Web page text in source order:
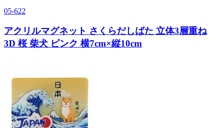
05-622
アクリルマグネット さくらだしばた 立体3層重ね
3D 桜 柴犬 ピンク 横7cm×縦10cm